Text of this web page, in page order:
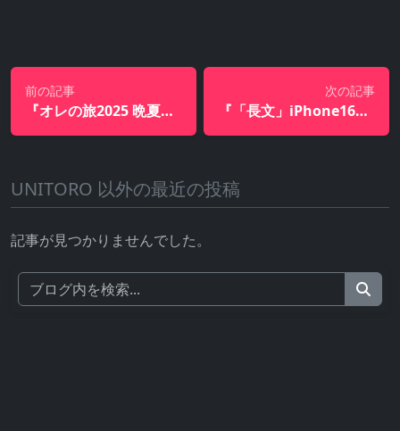
前の記事
『オレの旅2025 晩夏の福島県桧原湖』
次の記事
『「長文」iPhone16の前面ガラスを割ってしまってAppleCareで修理したらめっちゃ苦労し最後に大どんでん返しがあった話』
UNITORO 以外の最近の投稿
記事が見つかりませんでした。